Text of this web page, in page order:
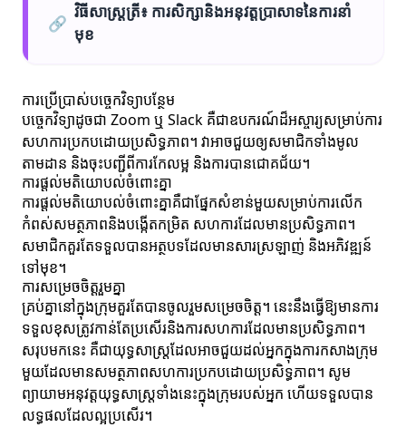
🔗
វិធីសាស្ត្រត្រី៖ ការសិក្សានិងអនុវត្តប្រាសាទនៃការនាំ
មុខ
ការប្រើប្រាស់បច្ចេកវិទ្យាបន្ថែម
បច្ចេកវិទ្យាដូចជា Zoom ឬ Slack គឺជាឧបករណ៍ដ៏អស្ចារ្យសម្រាប់ការ
សហការប្រកបដោយប្រសិទ្ធភាព។ វាអាចជួយឲ្យសមាជិកទាំងមូល
តាមដាន និងចុះបញ្ជីពីការកែលម្អ និងការបានជោគជ័យ។
ការផ្តល់មតិយោបល់ចំពោះគ្នា
ការផ្តល់មតិយោបល់ចំពោះគ្នាគឺជាផ្នែកសំខាន់មួយសម្រាប់ការលើក
កំពស់សមត្ថភាពនិងបង្កើតកម្រិត សហការដែលមានប្រសិទ្ធភាព។
សមាជិកគួរតែទទួលបានអត្ថបទដែលមានសារស្រឡាញ់ និងអភិវឌ្ឍន៍
ទៅមុខ។
ការសម្រេចចិត្តរួមគ្នា
គ្រប់គ្នានៅក្នុងក្រុមគួរតែបានចូលរួមសម្រេចចិត្ត។ នេះនឹងធ្វើឱ្យមានការ
ទទួលខុសត្រូវកាន់តែប្រសើរនិងការសហការដែលមានប្រសិទ្ធភាព។
សរុបមកនេះ គឺជាយុទ្ធសាស្ត្រដែលអាចជួយដល់អ្នកក្នុងការកសាងក្រុម
មួយដែលមានសមត្ថភាពសហការប្រកបដោយប្រសិទ្ធភាព។ សូម
ព្យាយាមអនុវត្តយុទ្ធសាស្ត្រទាំងនេះក្នុងក្រុមរបស់អ្នក ហើយទទួលបាន
លទ្ធផលដែលល្អប្រសើរ។